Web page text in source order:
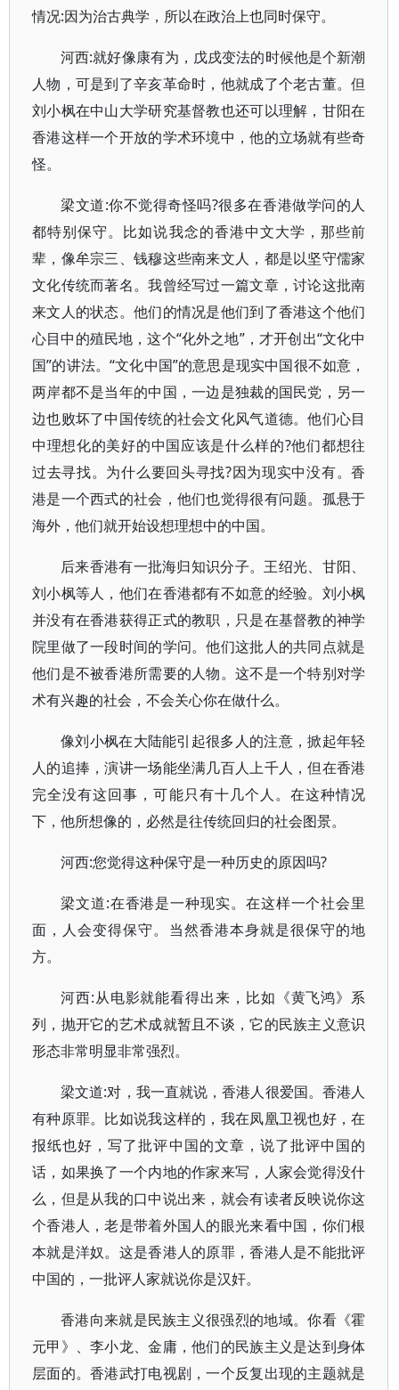
情况:因为治古典学，所以在政治上也同时保守。
河西:就好像康有为，戊戌变法的时候他是个新潮
人物，可是到了辛亥革命时，他就成了个老古董。但
刘小枫在中山大学研究基督教也还可以理解，甘阳在
香港这样一个开放的学术环境中，他的立场就有些奇
怪。
梁文道:你不觉得奇怪吗?很多在香港做学问的人
都特别保守。比如说我念的香港中文大学，那些前
辈，像牟宗三、钱穆这些南来文人，都是以坚守儒家
文化传统而著名。我曾经写过一篇文章，讨论这批南
来文人的状态。他们的情况是他们到了香港这个他们
心目中的殖民地，这个“化外之地”，才开创出“文化中
国”的讲法。“文化中国”的意思是现实中国很不如意，
两岸都不是当年的中国，一边是独裁的国民党，另一
边也败坏了中国传统的社会文化风气道德。他们心目
中理想化的美好的中国应该是什么样的?他们都想往
过去寻找。为什么要回头寻找?因为现实中没有。香
港是一个西式的社会，他们也觉得很有问题。孤悬于
海外，他们就开始设想理想中的中国。
后来香港有一批海归知识分子。王绍光、甘阳、
刘小枫等人，他们在香港都有不如意的经验。刘小枫
并没有在香港获得正式的教职，只是在基督教的神学
院里做了一段时间的学问。他们这批人的共同点就是
他们是不被香港所需要的人物。这不是一个特别对学
术有兴趣的社会，不会关心你在做什么。
像刘小枫在大陆能引起很多人的注意，掀起年轻
人的追捧，演讲一场能坐满几百人上千人，但在香港
完全没有这回事，可能只有十几个人。在这种情况
下，他所想像的，必然是往传统回归的社会图景。
河西:您觉得这种保守是一种历史的原因吗?
梁文道:在香港是一种现实。在这样一个社会里
面，人会变得保守。当然香港本身就是很保守的地
方。
河西:从电影就能看得出来，比如《黄飞鸿》系
列，抛开它的艺术成就暂且不谈，它的民族主义意识
形态非常明显非常强烈。
梁文道:对，我一直就说，香港人很爱国。香港人
有种原罪。比如说我这样的，我在凤凰卫视也好，在
报纸也好，写了批评中国的文章，说了批评中国的
话，如果换了一个内地的作家来写，人家会觉得没什
么，但是从我的口中说出来，就会有读者反映说你这
个香港人，老是带着外国人的眼光来看中国，你们根
本就是洋奴。这是香港人的原罪，香港人是不能批评
中国的，一批评人家就说你是汉奸。
香港向来就是民族主义很强烈的地域。你看《霍
元甲》、李小龙、金庸，他们的民族主义是达到身体
层面的。香港武打电视剧，一个反复出现的主题就是